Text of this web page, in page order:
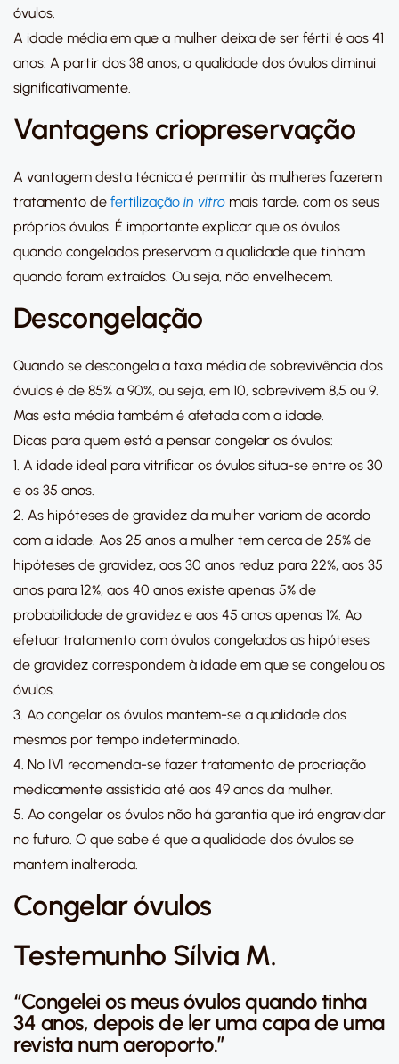
óvulos.
A idade média em que a mulher deixa de ser fértil é aos 41
anos. A partir dos 38 anos, a qualidade dos óvulos diminui
significativamente.
Vantagens criopreservação
A vantagem desta técnica é permitir às mulheres fazerem
tratamento de fertilização in vitro mais tarde, com os seus
próprios óvulos. É importante explicar que os óvulos
quando congelados preservam a qualidade que tinham
quando foram extraídos. Ou seja, não envelhecem.
Descongelação
Quando se descongela a taxa média de sobrevivência dos
óvulos é de 85% a 90%, ou seja, em 10, sobrevivem 8,5 ou 9.
Mas esta média também é afetada com a idade.
Dicas para quem está a pensar congelar os óvulos:
1. A idade ideal para vitrificar os óvulos situa-se entre os 30
e os 35 anos.
2. As hipóteses de gravidez da mulher variam de acordo
com a idade. Aos 25 anos a mulher tem cerca de 25% de
hipóteses de gravidez, aos 30 anos reduz para 22%, aos 35
anos para 12%, aos 40 anos existe apenas 5% de
probabilidade de gravidez e aos 45 anos apenas 1%. Ao
efetuar tratamento com óvulos congelados as hipóteses
de gravidez correspondem à idade em que se congelou os
óvulos.
3. Ao congelar os óvulos mantem-se a qualidade dos
mesmos por tempo indeterminado.
4. No IVI recomenda-se fazer tratamento de procriação
medicamente assistida até aos 49 anos da mulher.
5. Ao congelar os óvulos não há garantia que irá engravidar
no futuro. O que sabe é que a qualidade dos óvulos se
mantem inalterada.
Congelar óvulos
Testemunho Sílvia M.
“Congelei os meus óvulos quando tinha
34 anos, depois de ler uma capa de uma
revista num aeroporto.”